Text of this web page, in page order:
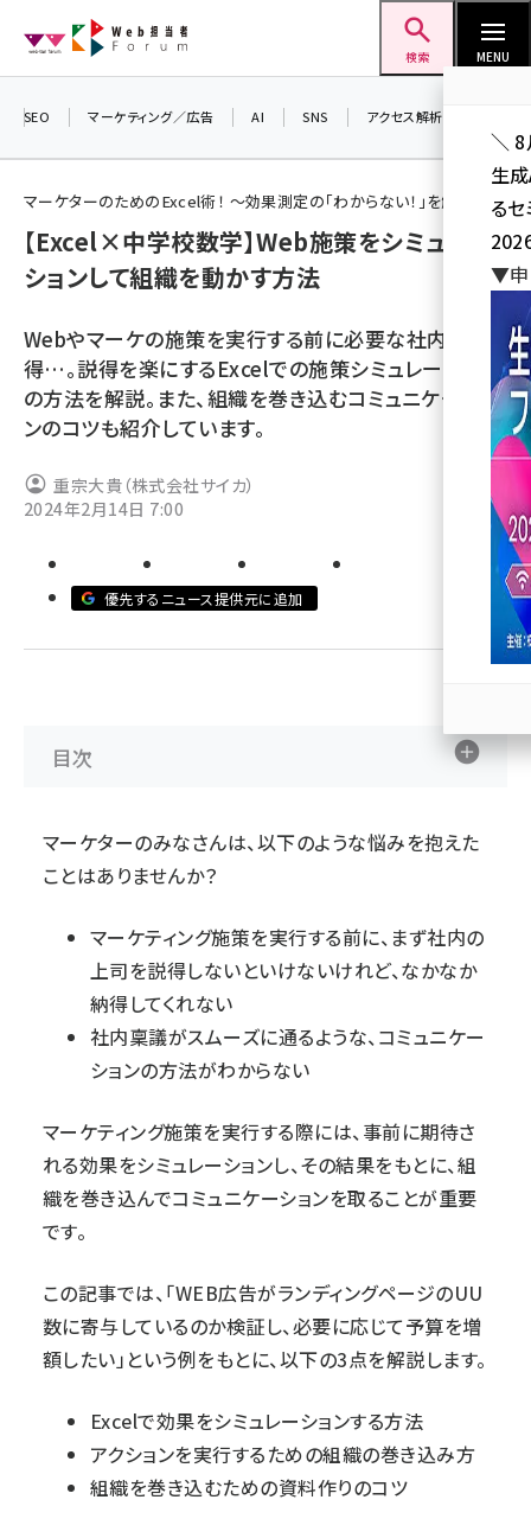
ン
検索 MENU
seo (3532)
youtube (2441)
note (2317)
セミナー (2310)
z世代 (1623)
llmo (1167)
SEO マーケティング／広告 AI SNS アクセス解析／データ分析
マーケターのためのExcel術！ ～効果測定の「わからない！」を解決～
【Excel×中学校数学】Web施策をシミュレー
ションして組織を動かす方法
Webやマーケの施策を実行する前に必要な社内の説
得…。説得を楽にするExcelでの施策シミュレーション
の方法を解説。また、組織を巻き込むコミュニケーショ
ンのコツも紹介しています。
重宗大貴（株式会社サイカ）
2024年2月14日 7:00
優先するニュース提供元に追加
目次
マーケターのみなさんは、以下のような悩みを抱えた
ことはありませんか？
マーケティング施策を実行する前に、まず社内の
上司を説得しないといけないけれど、なかなか
納得してくれない
社内稟議がスムーズに通るような、コミュニケー
ションの方法がわからない
マーケティング施策を実行する際には、事前に期待さ
れる効果をシミュレーションし、その結果をもとに、組
織を巻き込んでコミュニケーションを取ることが重要
です。
この記事では、「WEB広告がランディングページのUU
数に寄与しているのか検証し、必要に応じて予算を増
額したい」という例をもとに、以下の3点を解説します。
Excelで効果をシミュレーションする方法
アクションを実行するための組織の巻き込み方
組織を巻き込むための資料作りのコツ
＼ 8
生
る
▼申